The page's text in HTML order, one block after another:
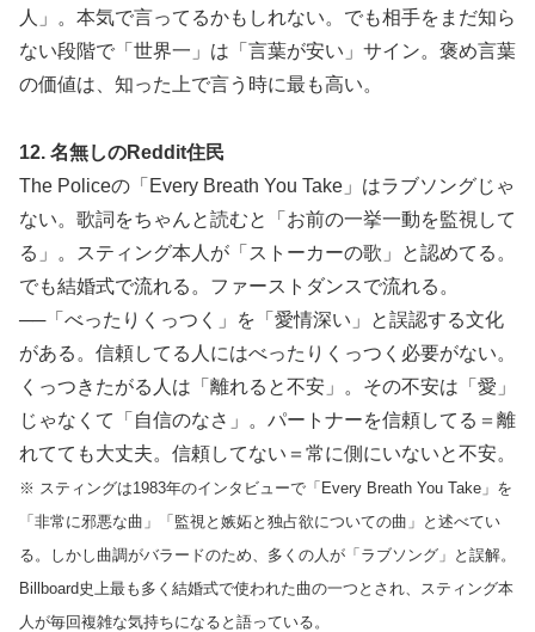
人」。本気で言ってるかもしれない。でも相手をまだ知ら
ない段階で「世界一」は「言葉が安い」サイン。褒め言葉
の価値は、知った上で言う時に最も高い。
12. 名無しのReddit住民
The Policeの「Every Breath You Take」はラブソングじゃ
ない。歌詞をちゃんと読むと「お前の一挙一動を監視して
る」。スティング本人が「ストーカーの歌」と認めてる。
でも結婚式で流れる。ファーストダンスで流れる。
──「べったりくっつく」を「愛情深い」と誤認する文化
がある。信頼してる人にはべったりくっつく必要がない。
くっつきたがる人は「離れると不安」。その不安は「愛」
じゃなくて「自信のなさ」。パートナーを信頼してる＝離
れてても大丈夫。信頼してない＝常に側にいないと不安。
※ スティングは1983年のインタビューで「Every Breath You Take」を
「非常に邪悪な曲」「監視と嫉妬と独占欲についての曲」と述べてい
る。しかし曲調がバラードのため、多くの人が「ラブソング」と誤解。
Billboard史上最も多く結婚式で使われた曲の一つとされ、スティング本
人が毎回複雑な気持ちになると語っている。